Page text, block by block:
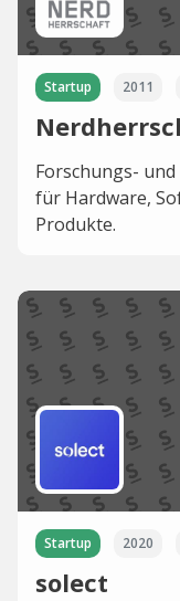
Startup 2011
Forschungs-
für Hardware,
Produkte.
Startup 2020
solect